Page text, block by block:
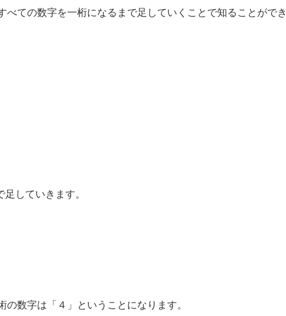
べての数字を一桁になるまで足していくことで知ることができ
していきます。
数字は「４」ということになります。